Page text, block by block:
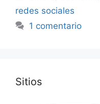
redes sociales
1 comentario
Sitios